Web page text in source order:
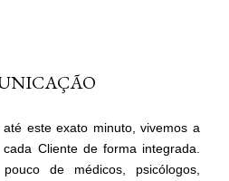
este exato minuto, vivemos a
Cliente de forma integrada.
de médicos, psicólogos,